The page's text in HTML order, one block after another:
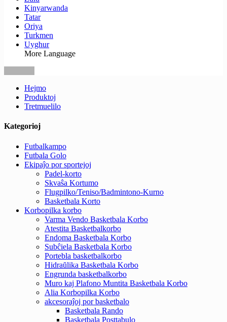
Kinyarwanda
Tatar
Oriya
Turkmen
Uyghur
More Language
Hejmo
Produktoj
Tretmuelilo
Kategorioj
Futbalkampo
Futbala Golo
Ekipaĵo por sportejoj
Padel-korto
Skvaŝa Kortumo
Flugpilko/Teniso/Badmintono-Kurno
Basketbala Korto
Korbopilka korbo
Varma Vendo Basketbala Korbo
Atestita Basketbalkorbo
Endoma Basketbala Korbo
Subĉiela Basketbala Korbo
Portebla basketbalkorbo
Hidraŭlika Basketbala Korbo
Engrunda basketbalkorbo
Muro kaj Plafono Muntita Basketbala Korbo
Alia Korbopilka Korbo
akcesoraĵoj por basketbalo
Basketbala Rando
Basketbala Posttabulo